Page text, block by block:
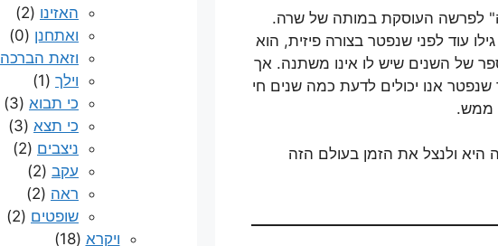
לפרשה העוסקת במותה של שרה.
עוד לפני שנפטר בצורה פיזית, הוא
של השנים שיש לו אינו משתנה. אך
אנו יכולים לדעת כמה שנים חי
ממש.
היא ולנצל את הזמן בעולם הזה
האזינו (2)
ואתחנן (0)
וזאת הברכה
וילך (1)
כי תבוא (3)
כי תצא (3)
ניצבים (2)
עקב (2)
ראה (2)
שופטים (2)
ויקרא (18)